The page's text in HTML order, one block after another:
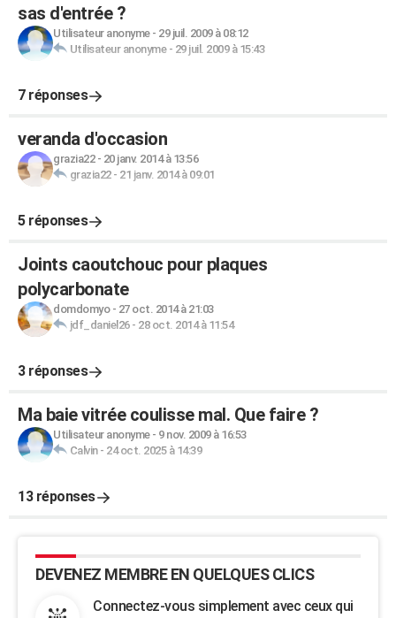
sas d'entrée ?
Utilisateur anonyme- 29 juil. 2009 à 08:12
Utilisateur anonyme- 29 juil. 2009 à 15:43
7 réponses
veranda d'occasion
grazia22- 20 janv. 2014 à 13:56
grazia22- 21 janv. 2014 à 09:01
5 réponses
Joints caoutchouc pour plaques
polycarbonate
domdomyo- 27 oct. 2014 à 21:03
jdf_daniel26- 28 oct. 2014 à 11:54
3 réponses
Ma baie vitrée coulisse mal. Que faire ?
Utilisateur anonyme- 9 nov. 2009 à 16:53
Calvin- 24 oct. 2025 à 14:39
13 réponses
DEVENEZ MEMBRE EN QUELQUES CLICS
Connectez-vous simplement avec ceux qui